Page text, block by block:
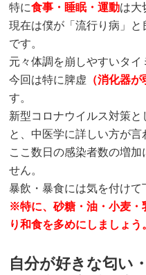
特に食事・睡眠・運動は大
現在は僕が「流行り病」と
です。
元々体調を崩しやすいタイ
今回は特に脾虚 （消化器が
す。
新型コロナウイルス対策と
と、中医学に詳しい方が言
ここ数日の感染者数の増
せん。
暴飲・暴食には気を付けて
※特に、砂糖・油・小麦・
り和食を多めにしましょう
自分が好きな匂い